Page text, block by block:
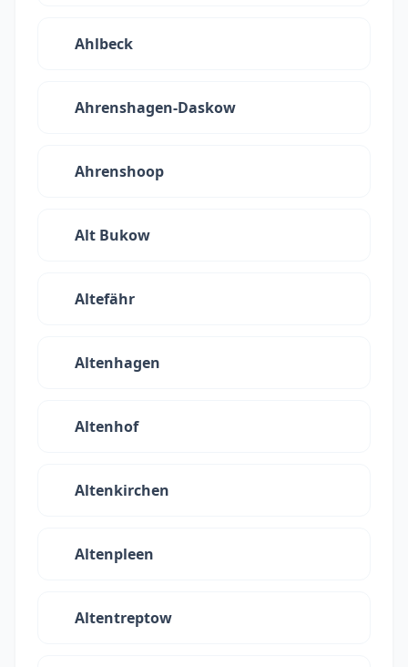
Ahlbeck
Ahrenshagen-Daskow
Ahrenshoop
Alt Bukow
Altefähr
Altenhagen
Altenhof
Altenkirchen
Altenpleen
Altentreptow